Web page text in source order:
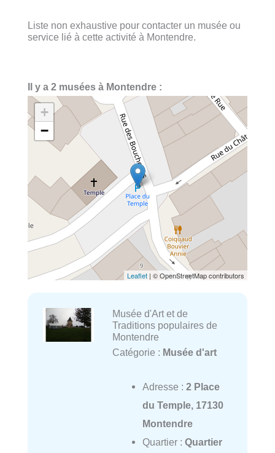
Liste non exhaustive pour contacter un musée ou
service lié à cette activité à Montendre.
Il y a 2 musées à Montendre :
+
−
Leaflet | © OpenStreetMap contributors
Musée d'Art et de
Traditions populaires de
Montendre
Catégorie : Musée d'art
Adresse : 2 Place
du Temple, 17130
Montendre
Quartier : Quartier